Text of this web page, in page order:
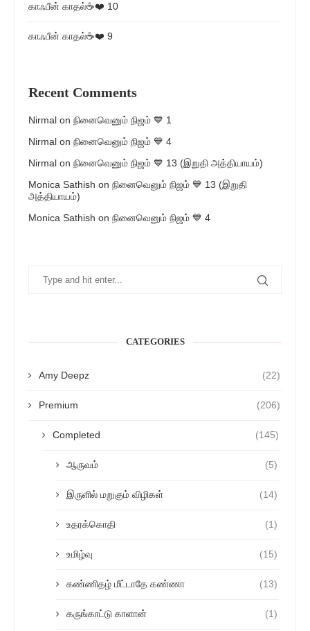
காஃபீன் காதல்☕❤️ 10
காஃபீன் காதல்☕❤️ 9
Recent Comments
Nirmal on நினைவெனும் நிஜம் 💙 1
Nirmal on நினைவெனும் நிஜம் 💙 4
Nirmal on நினைவெனும் நிஜம் 💙 13 (இறுதி அத்தியாயம்)
Monica Sathish on நினைவெனும் நிஜம் 💙 13 (இறுதி
அத்தியாயம்)
Monica Sathish on நினைவெனும் நிஜம் 💙 4
CATEGORIES
Amy Deepz (22)
Premium (206)
Completed (145)
ஆருவம் (5)
இருளில் மறுகும் விழிகள் (14)
உதரக்கொதி (1)
உமிழ்வு (15)
கண்ணிதழ் மீட்டாதே கண்ணா (13)
கருங்காட்டு காளான் (1)